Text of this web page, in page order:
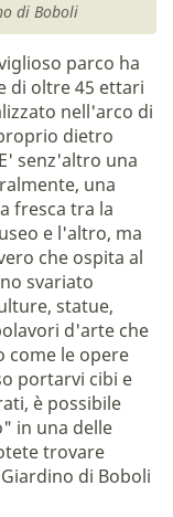
di Boboli
parco ha
di oltre 45 ettari
nell'arco di
dietro
senz'altro una
una
fresca tra la
e l'altro, ma
che ospita al
svariato
statue,
d'arte che
come le opere
portarvi cibi e
è possibile
in una delle
trovare
di Boboli